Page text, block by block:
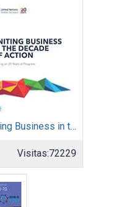
Uniting Business in the Decade of Action
Visitas:72229